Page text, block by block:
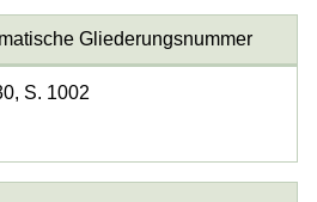
Gliederungsnummer
S. 1002